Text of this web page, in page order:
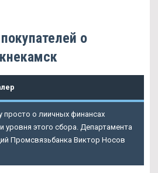
о
о лиичных финансах
этого сбора. Департамента
Промсвязьбанка Виктор Носов